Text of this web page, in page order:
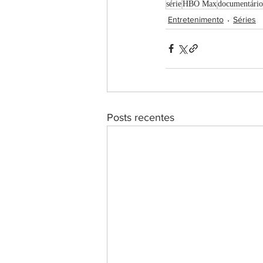
sérieHBO Maxdocumentário
Entretenimento Séries
Posts recentes